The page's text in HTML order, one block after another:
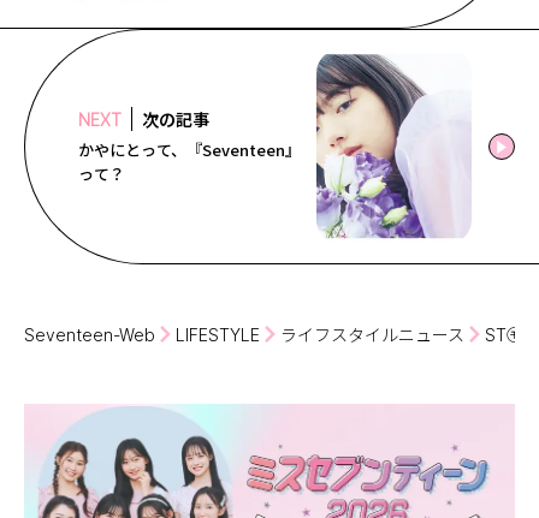
NEXT 次の記事
かやにとって、『Seventeen』
って？
Seventeen-Web LIFESTYLE ライフスタイルニュース ST㋲3